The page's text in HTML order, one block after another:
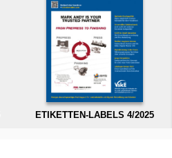
ETIKETTEN-LABELS 4/2025